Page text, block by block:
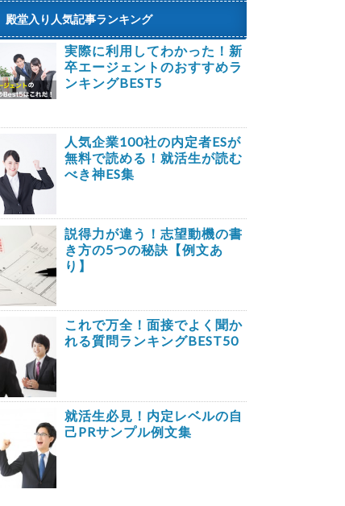
殿堂入り人気記事ランキング
実際に利用してわかった！新
卒エージェントのおすすめラ
ンキングBEST5
人気企業100社の内定者ESが
無料で読める！就活生が読む
べき神ES集
説得力が違う！志望動機の書
き方の5つの秘訣【例文あ
り】
これで万全！面接でよく聞か
れる質問ランキングBEST50
就活生必見！内定レベルの自
己PRサンプル例文集